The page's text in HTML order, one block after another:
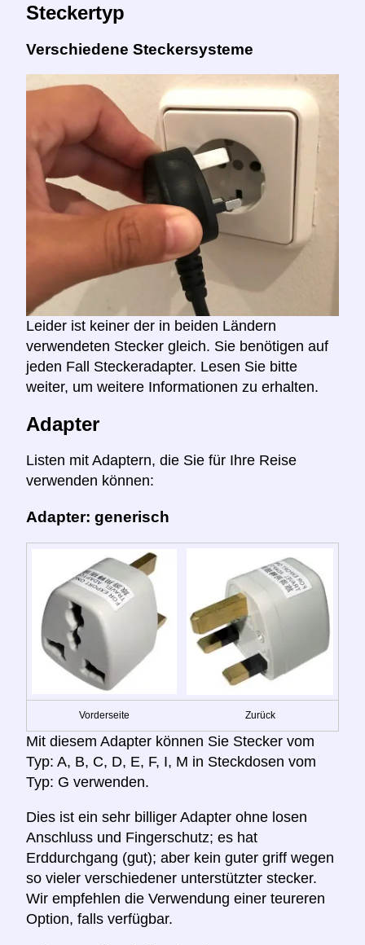
Steckertyp
Verschiedene Steckersysteme
Leider ist keiner der in beiden Ländern
verwendeten Stecker gleich. Sie benötigen auf
jeden Fall Steckeradapter. Lesen Sie bitte
weiter, um weitere Informationen zu erhalten.
Adapter
Listen mit Adaptern, die Sie für Ihre Reise
verwenden können:
Adapter: generisch
Vorderseite Zurück
Mit diesem Adapter können Sie Stecker vom
Typ: A, B, C, D, E, F, I, M in Steckdosen vom
Typ: G verwenden.
Dies ist ein sehr billiger Adapter ohne losen
Anschluss und Fingerschutz; es hat
Erddurchgang (gut); aber kein guter griff wegen
so vieler verschiedener unterstützter stecker.
Wir empfehlen die Verwendung einer teureren
Option, falls verfügbar.